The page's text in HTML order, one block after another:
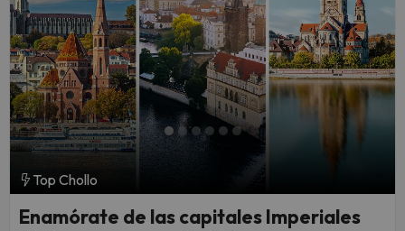
Top Chollo
Enamórate de las capitales Imperiales